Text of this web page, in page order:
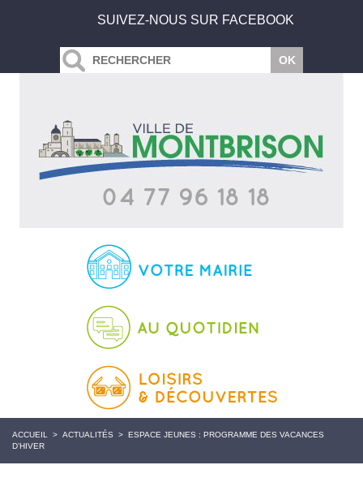
SUIVEZ-NOUS SUR FACEBOOK
ACCUEIL > ACTUALITÉS > ESPACE JEUNES : PROGRAMME DES VACANCES
D’HIVER